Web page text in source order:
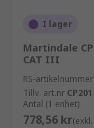
I lager
Martindale
CAT III
RS-artikelnummer
Tillv. art.nr CP201
Antal (1 enhet)
778,56 kr